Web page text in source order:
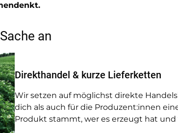
an
Direkthandel & kurze Lieferketten
Wir setzen auf möglichst direkte
dich als auch für die Produzent:innen
Produkt stammt, wer es erzeugt hat